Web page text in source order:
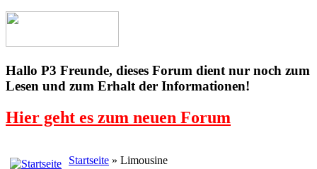
Hallo P3 Freunde, dieses Forum dient nur noch zum
Lesen und zum Erhalt der Informationen!
Hier geht es zum neuen Forum
Startseite » Limousine